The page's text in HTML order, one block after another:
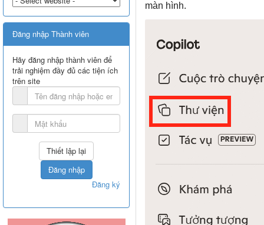
màn hình.
Đăng nhập Thành viên
Hãy đăng nhập thành viên để
trải nghiệm đầy đủ các tiện ích
trên site
Đăng nhập
Đăng ký